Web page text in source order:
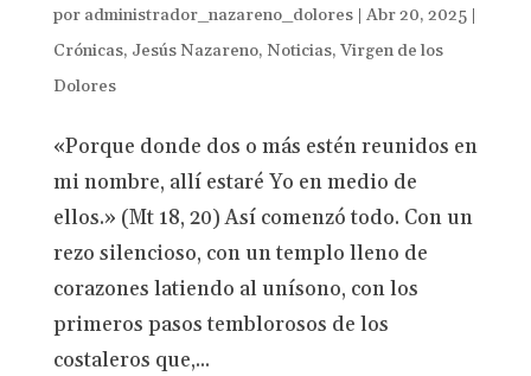
por administrador_nazareno_dolores| Abr 20, 2025|
Crónicas, Jesús Nazareno, Noticias, Virgen de los
Dolores
«Porque donde dos o más estén reunidos en
mi nombre, allí estaré Yo en medio de
ellos.» (Mt 18, 20) Así comenzó todo. Con un
rezo silencioso, con un templo lleno de
corazones latiendo al unísono, con los
primeros pasos temblorosos de los
costaleros que,...